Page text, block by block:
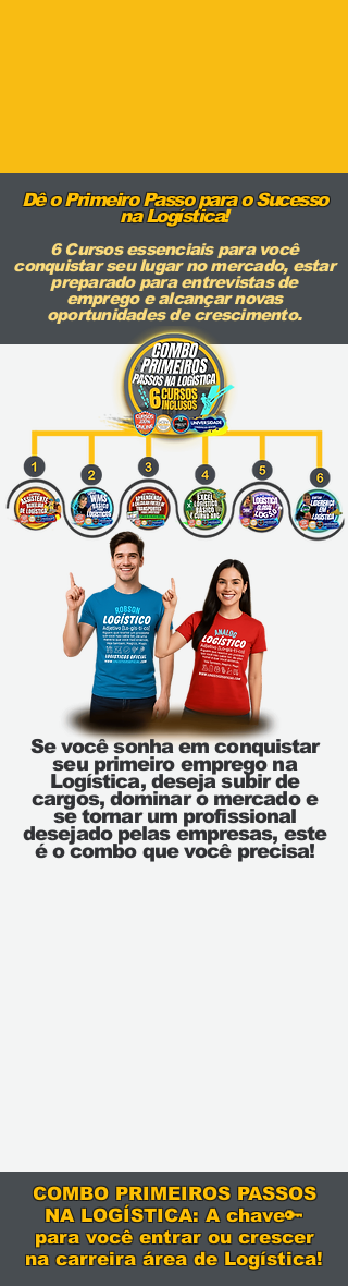
Dê o Primeiro Passo para o Sucesso
na Logística!
6 Cursos essenciais para você
conquistar seu lugar no mercado, estar
preparado para entrevistas de
emprego e alcançar novas
oportunidades de crescimento.
Se você sonha em conquistar
seu primeiro emprego na
Logística, deseja subir de
cargos, dominar o mercado e
se tornar um profissional
desejado pelas empresas, este
é o combo que você precisa!
COMBO PRIMEIROS PASSOS
NA LOGÍSTICA: A chave🔑
para você entrar ou crescer
na carreira área de Logística!